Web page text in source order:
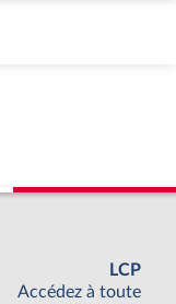
LCP
Accédez à toute